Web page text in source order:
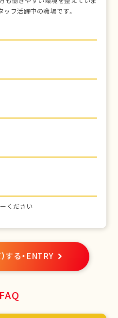
ッフ活躍中の職場です。
ください
する・ENTRY
FAQ